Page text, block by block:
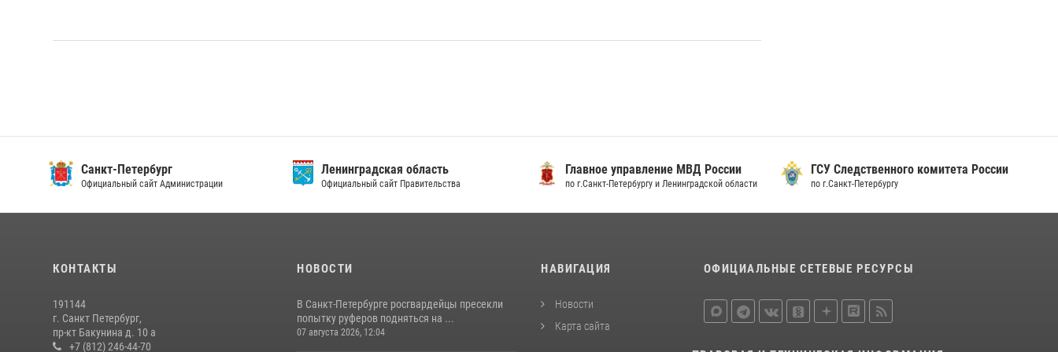
клуба «Умные каникулы»
16 июля 2026, 10:58 2
Санкт-Петербург
Официальный сайт Администрации
Ленинградская область
Официальный сайт Правительства
Главное управление МВД России
по г.Санкт-Петербургу и Ленинградской области
ГСУ Следственного комитета России
по г.Санкт-Петербургу
КОНТАКТЫ
191144
г. Санкт Петербург,
пр-кт Бакунина д. 10 а
+7 (812) 246-44-70
НОВОСТИ
В Санкт-Петербурге росгвардейцы пресекли
попытку руферов подняться на ...
07 августа 2026, 12:04
НАВИГАЦИЯ
Новости
Карта сайта
ОФИЦИАЛЬНЫЕ СЕТЕВЫЕ РЕСУРСЫ